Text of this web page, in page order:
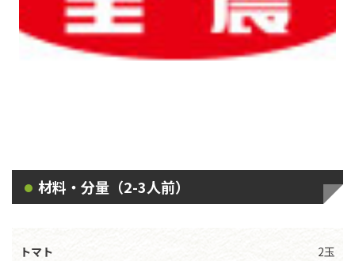
材料・分量（2-3人前）
トマト 2玉